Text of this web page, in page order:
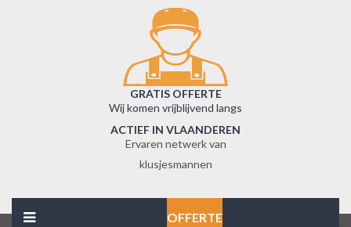
GRATIS OFFERTE
Wij komen vrijblijvend langs
ACTIEF IN VLAANDEREN
Ervaren netwerk van
klusjesmannen
OFFERTE